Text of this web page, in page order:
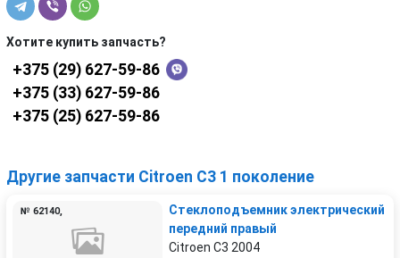
Хотите купить запчасть?
+375 (29) 627-59-86
+375 (33) 627-59-86
+375 (25) 627-59-86
Другие запчасти Citroen C3 1 поколение
№ 62140,
Стеклоподъемник электрический
передний правый
Citroen C3 2004